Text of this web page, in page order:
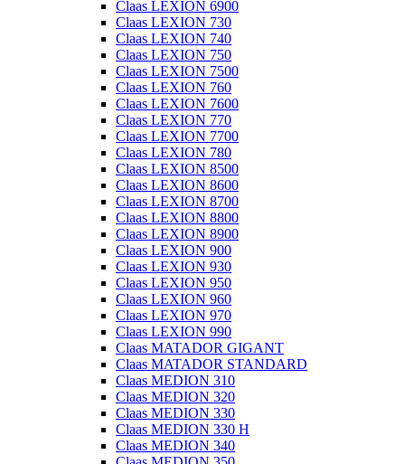
Claas LEXION 6900
Claas LEXION 730
Claas LEXION 740
Claas LEXION 750
Claas LEXION 7500
Claas LEXION 760
Claas LEXION 7600
Claas LEXION 770
Claas LEXION 7700
Claas LEXION 780
Claas LEXION 8500
Claas LEXION 8600
Claas LEXION 8700
Claas LEXION 8800
Claas LEXION 8900
Claas LEXION 900
Claas LEXION 930
Claas LEXION 950
Claas LEXION 960
Claas LEXION 970
Claas LEXION 990
Claas MATADOR GIGANT
Claas MATADOR STANDARD
Claas MEDION 310
Claas MEDION 320
Claas MEDION 330
Claas MEDION 330 H
Claas MEDION 340